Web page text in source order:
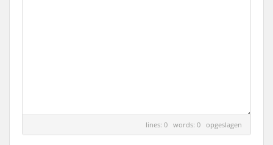
lines: 0 words: 0 opgeslagen